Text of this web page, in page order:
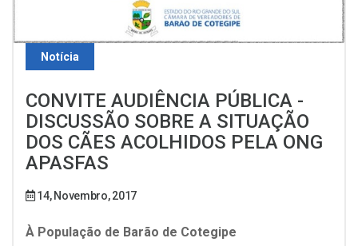
Notícia
CONVITE AUDIÊNCIA PÚBLICA -
DISCUSSÃO SOBRE A SITUAÇÃO
DOS CÃES ACOLHIDOS PELA ONG
APASFAS
14, Novembro, 2017
À População de Barão de Cotegipe